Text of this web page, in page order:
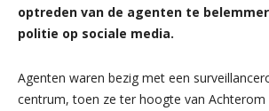
optreden van de agenten te
politie op sociale media.
Agenten waren bezig met een
centrum, toen ze ter hoogte van Achterom